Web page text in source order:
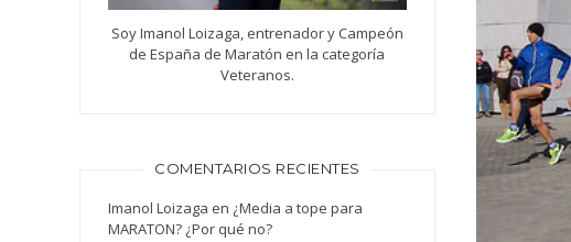
Soy Imanol Loizaga, entrenador y Campeón
de España de Maratón en la categoría
Veteranos.
COMENTARIOS RECIENTES
Imanol Loizaga en ¿Media a tope para
MARATON? ¿Por qué no?